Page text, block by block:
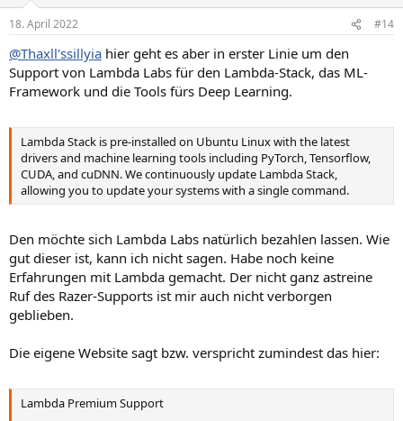
e
:
18. April 2022 #14
@Thaxll'ssillyia hier geht es aber in erster Linie um den
Support von Lambda Labs für den Lambda-Stack, das ML-
Framework und die Tools fürs Deep Learning.
Lambda Stack is pre-installed on Ubuntu Linux with the latest
drivers and machine learning tools including PyTorch, Tensorflow,
CUDA, and cuDNN. We continuously update Lambda Stack,
allowing you to update your systems with a single command.
Den möchte sich Lambda Labs natürlich bezahlen lassen. Wie
gut dieser ist, kann ich nicht sagen. Habe noch keine
Erfahrungen mit Lambda gemacht. Der nicht ganz astreine
Ruf des Razer-Supports ist mir auch nicht verborgen
geblieben.
Die eigene Website sagt bzw. verspricht zumindest das hier:
Lambda Premium Support